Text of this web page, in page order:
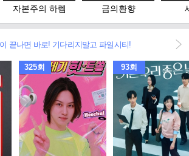
자본주의 하렘 금의환향
끝나면 바로! 기다리지말고 파일시티!
325회 93회